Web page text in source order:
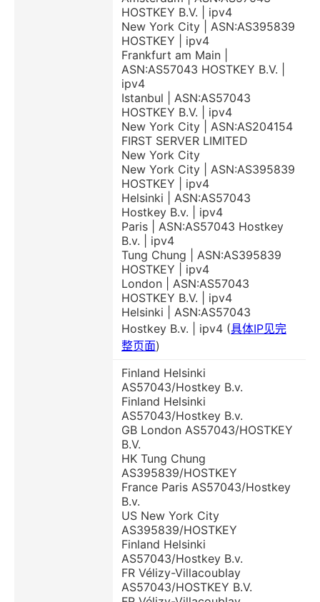
HOSTKEY B.V. | ipv4
New York City | ASN:AS395839
HOSTKEY | ipv4
Frankfurt am Main |
ASN:AS57043 HOSTKEY B.V. |
ipv4
Istanbul | ASN:AS57043
HOSTKEY B.V. | ipv4
New York City | ASN:AS204154
FIRST SERVER LIMITED
New York City
New York City | ASN:AS395839
HOSTKEY | ipv4
Helsinki | ASN:AS57043
Hostkey B.v. | ipv4
Paris | ASN:AS57043 Hostkey
B.v. | ipv4
Tung Chung | ASN:AS395839
HOSTKEY | ipv4
London | ASN:AS57043
HOSTKEY B.V. | ipv4
Helsinki | ASN:AS57043
Hostkey B.v. | ipv4 (具体IP见完
整页面)
Finland Helsinki
AS57043/Hostkey B.v.
Finland Helsinki
AS57043/Hostkey B.v.
GB London AS57043/HOSTKEY
B.V.
HK Tung Chung
AS395839/HOSTKEY
France Paris AS57043/Hostkey
B.v.
US New York City
AS395839/HOSTKEY
Finland Helsinki
AS57043/Hostkey B.v.
FR Vélizy-Villacoublay
AS57043/HOSTKEY B.V.